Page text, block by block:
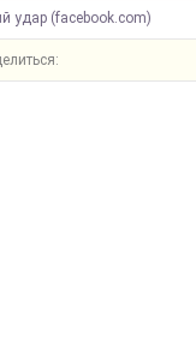
удар (facebook.com)